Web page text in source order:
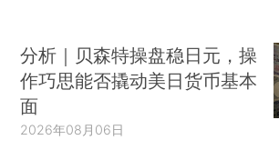
分析｜贝森特操盘稳日元，操
作巧思能否撬动美日货币基本
面
2026年08月06日